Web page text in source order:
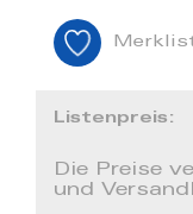
Listenpreis:
Die Preise
und